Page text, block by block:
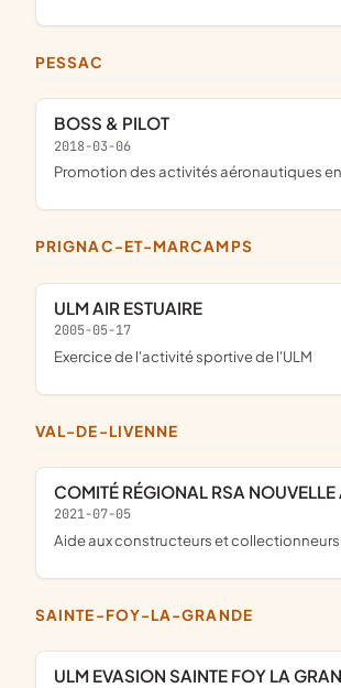
PESSAC
BOSS & PILOT
2018-03-06
promotion des activités aéronautiques
PRIGNAC-ET-MARCAMPS
ULM AIR ESTUAIRE
2005-05-17
exercice de l'activité sportive de l'ULM
VAL-DE-LIVENNE
COMITÉ RÉGIONAL RSA
2021-07-05
aide aux constructeurs et
SAINTE-FOY-LA-GRANDE
ULM EVASION SAINTE FOY LA